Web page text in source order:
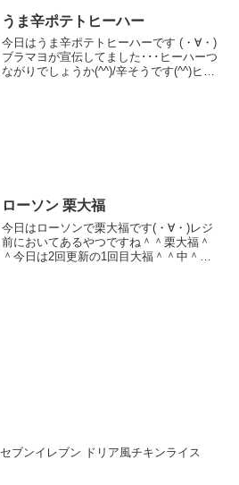
うま辛ポテトヒーハー
今日はうま辛ポテトヒーハーです (・∀・)
ブラマヨが宣伝してました･･･ヒーハーつ
ながりでしょうか(^^)/辛そうです(^^)ヒー
ローソン 栗大福
今日はローソンで栗大福です(・∀・)レジ
前においてあるやつですね＾＾栗大福＾
＾今日は2回更新の1回目大福＾＾中＾＾
セブンイレブン ドリア風チキンライス